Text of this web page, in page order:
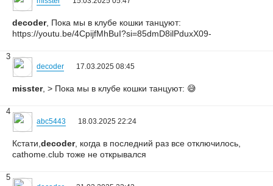
decoder, Пока мы в клубе кошки танцуют:
https://youtu.be/4CpijfMhBuI?si=85dmD8ilPduxX09-
3
decoder 17.03.2025 08:45
misster, > Пока мы в клубе кошки танцуют: 😅
4
abc5443 18.03.2025 22:24
Кстати, decoder, когда в последний раз все отключилось,
cathome.club тоже не открывался
5